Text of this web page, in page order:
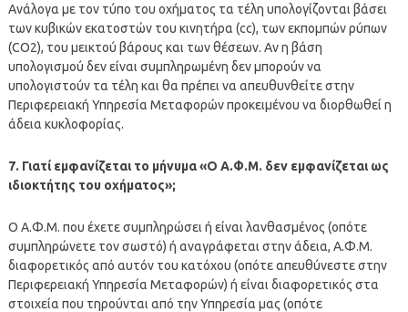
Ανάλογα με τον τύπο του οχήματος τα τέλη υπολογίζονται βάσει
των κυβικών εκατοστών του κινητήρα (cc), των εκπομπών ρύπων
(CO2), του μεικτού βάρους και των θέσεων. Αν η βάση
υπολογισμού δεν είναι συμπληρωμένη δεν μπορούν να
υπολογιστούν τα τέλη και θα πρέπει να απευθυνθείτε στην
Περιφερειακή Υπηρεσία Μεταφορών προκειμένου να διορθωθεί η
άδεια κυκλοφορίας.
7. Γιατί εμφανίζεται το μήνυμα «Ο Α.Φ.Μ. δεν εμφανίζεται ως
ιδιοκτήτης του οχήματος»;
Ο Α.Φ.Μ. που έχετε συμπληρώσει ή είναι λανθασμένος (οπότε
συμπληρώνετε τον σωστό) ή αναγράφεται στην άδεια, Α.Φ.Μ.
διαφορετικός από αυτόν του κατόχου (οπότε απευθύνεστε στην
Περιφερειακή Υπηρεσία Μεταφορών) ή είναι διαφορετικός στα
στοιχεία που τηρούνται από την Υπηρεσία μας (οπότε